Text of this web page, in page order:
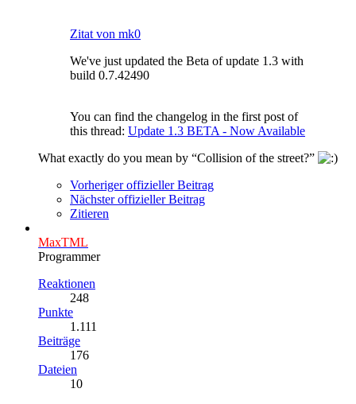
Zitat von mk0
We've just updated the Beta of update 1.3 with
build 0.7.42490
You can find the changelog in the first post of
this thread: Update 1.3 BETA - Now Available
What exactly do you mean by “Collision of the street?”
Vorheriger offizieller Beitrag
Nächster offizieller Beitrag
Zitieren
MaxTML
Programmer
Reaktionen
248
Punkte
1.111
Beiträge
176
Dateien
10